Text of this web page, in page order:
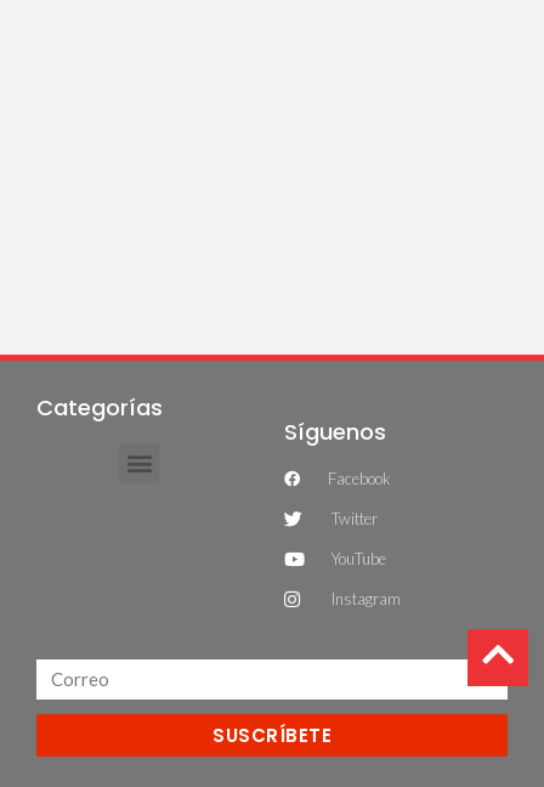
Categorías
Síguenos
Facebook
Twitter
YouTube
Instagram
SUSCRÍBETE